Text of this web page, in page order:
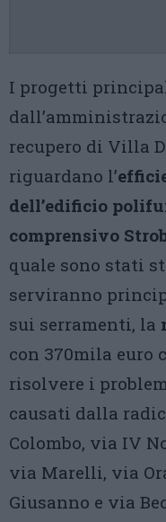
I progetti
recupero di Villa
riguardano l’
dell’edificio
comprensivo
quale sono stati
serviranno
sui serramenti, la
con 370mila euro
risolvere i
causati dalla
Colombo, via IV
via Marelli, via
Giusanno e via